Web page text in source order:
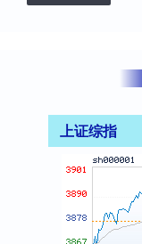
上证综指